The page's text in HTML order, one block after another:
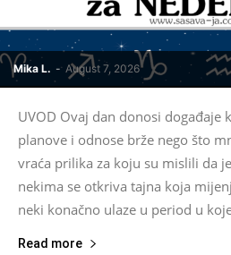
Mika L. - August 7, 2026
UVOD Ovaj dan donosi događaje
planove i odnose brže nego što
vraća prilika za koju su mislili da
nekima se otkriva tajna koja
neki konačno ulaze u period u
Read more